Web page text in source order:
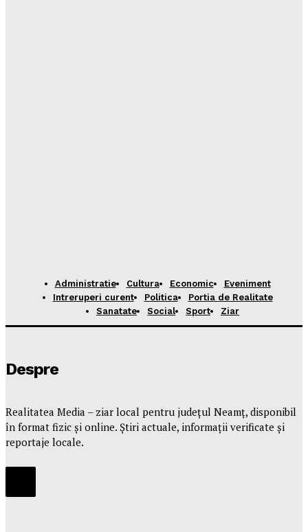
Administratie Cultura Economic
Eveniment
Intreruperi curent
Politica
Portia de Realitate
Sanatate
Social Sport Ziar
Despre
Realitatea Media – ziar local pentru județul Neamț, disponibil
în format fizic și online. Știri actuale, informații verificate și
reportaje locale.